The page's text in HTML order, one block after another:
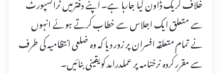
سے متعلق ایک اجلاس سے خطاب کرتے ہوئے انہوں
نے تمام متعلقہ افسران پر زور دیا کہ وہ ضلعی انتظامیہ کی طرف
سے مقرر کردہ نرخنامہ پر عملدرامد کویقینی بنائیں۔